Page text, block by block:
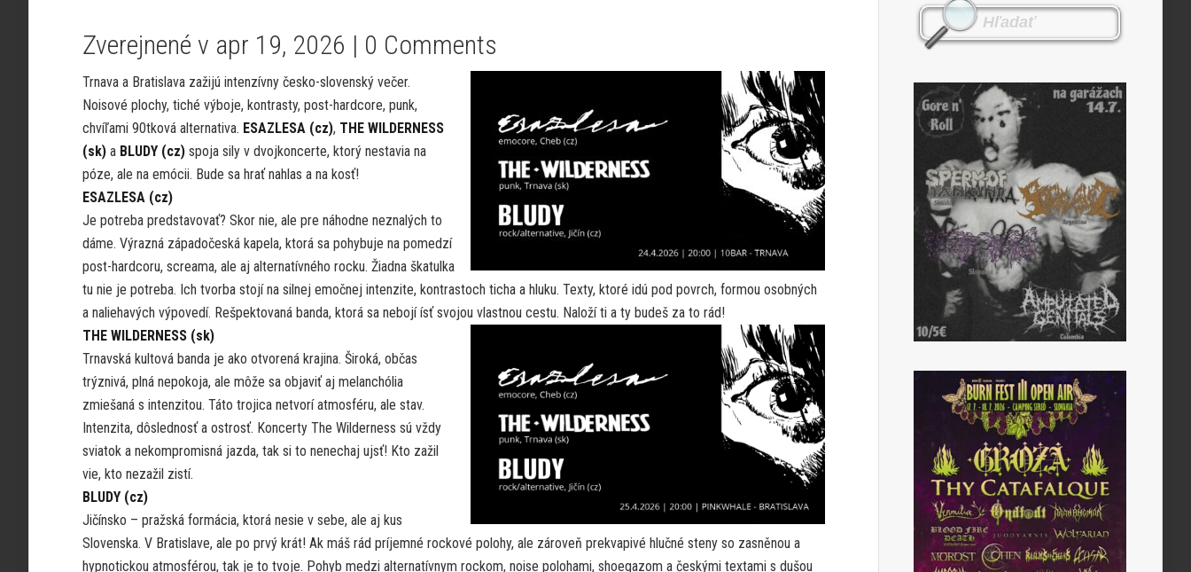
Zverejnené v apr 19, 2026 | 0 Comments
Trnava a Bratislava zažijú intenzívny česko-slovenský večer.
Noisové plochy, tiché výboje, kontrasty, post-hardcore, punk,
chvíľami 90tková alternativa. ESAZLESA (cz), THE WILDERNESS
(sk) a BLUDY (cz) spoja sily v dvojkoncerte, ktorý nestavia na
póze, ale na emócii. Bude sa hrať nahlas a na kosť!
ESAZLESA (cz)
Je potreba predstavovať? Skor nie, ale pre náhodne neznalých to
dáme. Výrazná západočeská kapela, ktorá sa pohybuje na pomedzí
post-hardcoru, screama, ale aj alternatívného rocku. Žiadna škatulka
tu nie je potreba. Ich tvorba stojí na silnej emočnej intenzite, kontrastoch ticha a hluku. Texty, ktoré idú pod povrch, formou osobných
a naliehavých výpovedí. Rešpektovaná banda, ktorá sa nebojí ísť svojou vlastnou cestu. Naloží ti a ty budeš za to rád!
THE WILDERNESS (sk)
Trnavská kultová banda je ako otvorená krajina. Široká, občas
trýznivá, plná nepokoja, ale môže sa objaviť aj melanchólia
zmiešaná s intenzitou. Táto trojica netvorí atmosféru, ale stav.
Intenzita, dôslednosť a ostrosť. Koncerty The Wilderness sú vždy
sviatok a nekompromisná jazda, tak si to nenechaj ujsť! Kto zažil
vie, kto nezažil zistí.
BLUDY (cz)
Jičínsko – pražská formácia, ktorá nesie v sebe, ale aj kus
Slovenska. V Bratislave, ale po prvý krát! Ak máš rád príjemné rockové polohy, ale zároveň prekvapivé hlučné steny so zasněnou a
hypnotickou atmosférou, tak je to tvoje. Pohyb medzi alternatívnym rockom, noise polohami, shoegazom a českými textami s dušou